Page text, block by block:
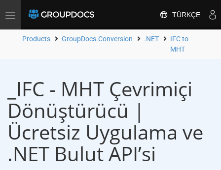
Toggle
TÜRKÇE
Products GroupDocs.Conversion .NET
IFC to
MHT
_IFC - MHT Çevrimiçi
Dönüştürücü |
Ücretsiz Uygulama ve
.NET Bulut API’si